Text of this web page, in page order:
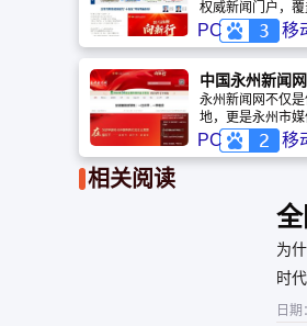
服务三大功能。
体，向各级教育
校、广大师生、
社会各界人士提
的资讯服务。
权威新闻门户，
州，主打“湘问”民
评论。作为国家
站，它集时政发
与文化传播于一
南的首选平台。
PC 移
中国永州新闻网
永州新闻网不仅
地，更是永州市
的旗舰平台。它依
媒体中心的一体
时代，永州新闻
内容、融合的手
盖，筑牢主流舆
州的高质量发展
神力量，成为名
PC 移
相关阅读
为
时
日